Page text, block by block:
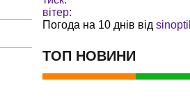
вітер:
Погода на 10 днів від
ТОП НОВИНИ